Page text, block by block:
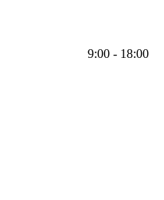
9:00 - 18:00